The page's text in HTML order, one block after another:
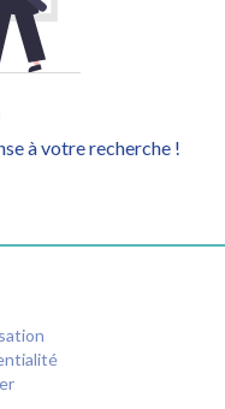
à votre recherche !